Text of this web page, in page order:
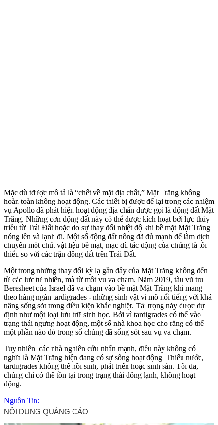
Mặc dù tđược mô tả là “chết về mặt địa chất,” Mặt Trăng không
hoàn toàn không hoạt động. Các thiết bị được để lại trong các nhiệm
vụ Apollo đã phát hiện hoạt động địa chấn được gọi là động đất Mặt
Trăng. Những cơn động đất này có thể được kích hoạt bởi lực thủy
triều từ Trái Đất hoặc do sự thay đổi nhiệt độ khi bề mặt Mặt Trăng
nóng lên và lạnh đi. Một số động đất nông đã đủ mạnh để làm dịch
chuyển một chút vật liệu bề mặt, mặc dù tác động của chúng là tối
thiểu so với các trận động đất trên Trái Đất.
Một trong những thay đổi kỳ lạ gần đây của Mặt Trăng không đến
từ các lực tự nhiên, mà từ một vụ va chạm. Năm 2019, tàu vũ trụ
Beresheet của Israel đã va chạm vào bề mặt Mặt Trăng khi mang
theo hàng ngàn tardigrades - những sinh vật vi mô nổi tiếng với khả
năng sống sót trong điều kiện khắc nghiệt. Tải trọng này được dự
định như một loại lưu trữ sinh học. Bởi vì tardigrades có thể vào
trạng thái ngưng hoạt động, một số nhà khoa học cho rằng có thể
một phần nào đó trong số chúng đã sống sót sau vụ va chạm.
Tuy nhiên, các nhà nghiên cứu nhấn mạnh, điều này không có
nghĩa là Mặt Trăng hiện đang có sự sống hoạt động. Thiếu nước,
tardigrades không thể hồi sinh, phát triển hoặc sinh sản. Tối đa,
chúng chỉ có thể tồn tại trong trạng thái đông lạnh, không hoạt
động.
Nguồn Tin: